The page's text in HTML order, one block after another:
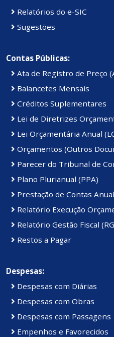
Relatórios do e-SIC
Sugestões
Contas Públicas:
Ata de Registro de Preço
Balancetes Mensais
Créditos Suplementares
Lei de Diretrizes
Lei Orçamentária Anual
Orçamentos (Outros
Parecer do Tribunal de
Plano Plurianual (PPA)
Prestação de Contas
Relatório Execução
Relatório Gestão Fiscal
Restos a Pagar
Despesas:
Despesas com Diárias
Despesas com Obras
Despesas com Passagens
Empenhos e Favorecidos